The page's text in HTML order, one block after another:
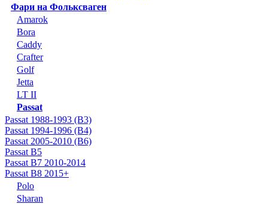
Фари на Фольксваген
Amarok
Bora
Caddy
Crafter
Golf
Jetta
LT II
Passat
Passat 1988-1993 (B3)
Passat 1994-1996 (B4)
Passat 2005-2010 (B6)
Passat B5
Passat B7 2010-2014
Passat B8 2015+
Polo
Sharan